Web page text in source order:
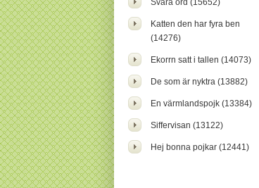
Svåra ord (15652)
Katten den har fyra ben
(14276)
Ekorrn satt i tallen (14073)
De som är nyktra (13882)
En värmlandspojk (13384)
Siffervisan (13122)
Hej bonna pojkar (12441)